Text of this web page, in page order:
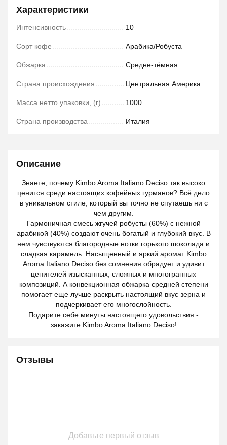
Характеристики
Интенсивность 10
Сорт кофе Арабика/Робуста
Обжарка Средне-тёмная
Страна происхождения Центральная Америка
Масса нетто упаковки, (г) 1000
Страна производства Италия
Описание
Знаете, почему Kimbo Aroma Italiano Deciso так высоко
ценится среди настоящих кофейных гурманов? Всё дело
в уникальном стиле, который вы точно не спутаешь ни с
чем другим.
Гармоничная смесь жгучей робусты (60%) с нежной
арабикой (40%) создают очень богатый и глубокий вкус. В
нем чувствуются благородные нотки горького шоколада и
сладкая карамель. Насыщенный и яркий аромат Kimbo
Aroma Italiano Deciso без сомнения обрадует и удивит
ценителей изысканных, сложных и многогранных
композиций. А конвекционная обжарка средней степени
помогает еще лучше раскрыть настоящий вкус зерна и
подчеркивает его многослойность.
Подарите себе минуты настоящего удовольствия -
закажите Kimbo Aroma Italiano Deciso!
Отзывы
Добавьте первый отзыв